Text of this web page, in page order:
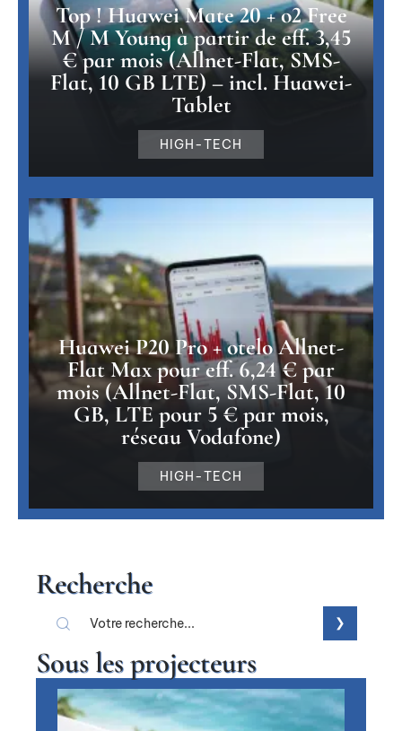
Top ! Huawei Mate 20 + o2 Free
M / M Young à partir de eff. 3,45
€ par mois (Allnet-Flat, SMS-
Flat, 10 GB LTE) – incl. Huawei-
Tablet
HIGH-TECH
Huawei P20 Pro + otelo Allnet-
Flat Max pour eff. 6,24 € par
mois (Allnet-Flat, SMS-Flat, 10
GB, LTE pour 5 € par mois,
réseau Vodafone)
HIGH-TECH
Recherche
Sous les projecteurs